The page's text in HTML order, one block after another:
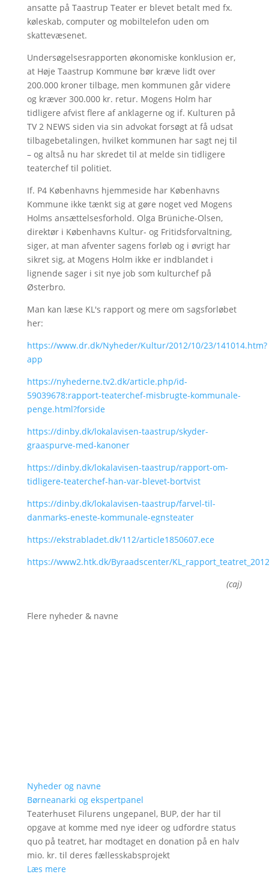
ansatte på Taastrup Teater er blevet betalt med fx.
køleskab, computer og mobiltelefon uden om
skattevæsenet.
Undersøgelsesrapporten økonomiske konklusion er,
at Høje Taastrup Kommune bør kræve lidt over
200.000 kroner tilbage, men kommunen går videre
og kræver 300.000 kr. retur. Mogens Holm har
tidligere afvist flere af anklagerne og if. Kulturen på
TV 2 NEWS siden via sin advokat forsøgt at få udsat
tilbagebetalingen, hvilket kommunen har sagt nej til
– og altså nu har skredet til at melde sin tidligere
teaterchef til politiet.
If. P4 Københavns hjemmeside har Københavns
Kommune ikke tænkt sig at gøre noget ved Mogens
Holms ansættelsesforhold. Olga Brüniche-Olsen,
direktør i Københavns Kultur- og Fritidsforvaltning,
siger, at man afventer sagens forløb og i øvrigt har
sikret sig, at Mogens Holm ikke er indblandet i
lignende sager i sit nye job som kulturchef på
Østerbro.
Man kan læse KL's rapport og mere om sagsforløbet
her:
https://www.dr.dk/Nyheder/Kultur/2012/10/23/141014.htm?
app
https://nyhederne.tv2.dk/article.php/id-
59039678:rapport-teaterchef-misbrugte-kommunale-
penge.html?forside
https://dinby.dk/lokalavisen-taastrup/skyder-
graaspurve-med-kanoner
https://dinby.dk/lokalavisen-taastrup/rapport-om-
tidligere-teaterchef-han-var-blevet-bortvist
https://dinby.dk/lokalavisen-taastrup/farvel-til-
danmarks-eneste-kommunale-egnsteater
https://ekstrabladet.dk/112/article1850607.ece
https://www2.htk.dk/Byraadscenter/
(caj)
Flere nyheder & navne
Nyheder og navne
Børneanarki og ekspertpanel
Teaterhuset Filurens ungepanel, BUP, der har til
opgave at komme med nye ideer og udfordre status
quo på teatret, har modtaget en donation på en halv
mio. kr. til deres fællesskabsprojekt
Læs mere